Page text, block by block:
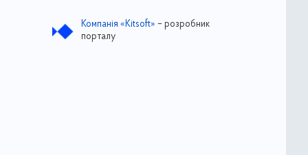
Компанія «Kitsoft» – розробник
порталу